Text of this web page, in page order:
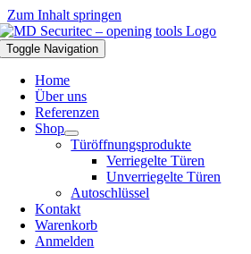
Zum Inhalt springen
Toggle Navigation
Home
Über uns
Referenzen
Shop
Türöffnungsprodukte
Verriegelte Türen
Unverriegelte Türen
Autoschlüssel
Kontakt
Warenkorb
Anmelden